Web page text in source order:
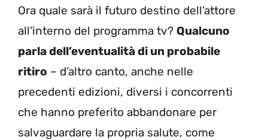
Ora quale sarà il futuro destino dell’attore
all’interno del programma tv? Qualcuno
parla dell’eventualità di un probabile
ritiro – d’altro canto, anche nelle
precedenti edizioni, diversi i concorrenti
che hanno preferito abbandonare per
salvaguardare la propria salute, come